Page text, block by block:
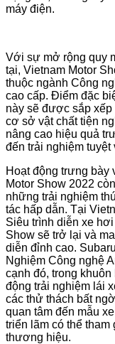
máy điện.
Với sự mở rộng quy
tại, Vietnam Motor
thuộc ngành Công
cao cấp. Điểm đặc
này sẽ được sắp
cơ sở vật chất tiện
nâng cao hiệu quả
đến trải nghiệm
Hoạt động trưng bày
Motor Show 2022
những trải nghiệm
tác hấp dẫn. Tại
Siêu trình diễn xe
Show sẽ trở lại và
diễn đỉnh cao.
Nghiệm Công nghệ
cạnh đó, trong
động trải nghiệm lái
các thử thách bất
quan tâm đến mẫu
triển lãm có thể
thương hiệu.